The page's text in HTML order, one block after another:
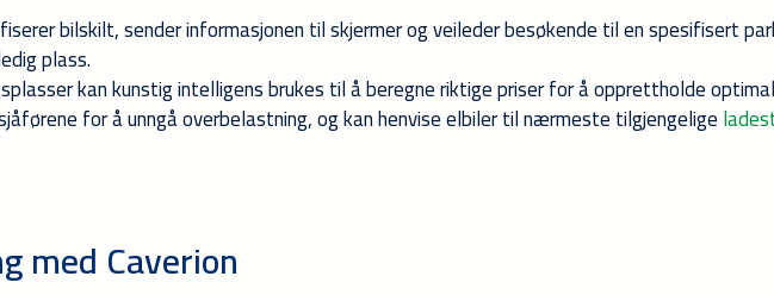
bilskilt, sender informasjonen til skjermer og veileder besøkende til en spesifisert
plass.
kan kunstig intelligens brukes til å beregne riktige priser for å opprettholde
for å unngå overbelastning, og kan henvise elbiler til nærmeste tilgjengelige
med Caverion